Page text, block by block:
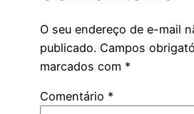
O seu endereço de e-mail
publicado. Campos
marcados com *
Comentário *